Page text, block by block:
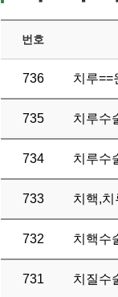
번호
736 치루==
735 치루수
734 치루수
733 치핵,
732 치핵수
731 치질수